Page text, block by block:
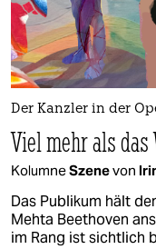
nord
wahrheit
veranstaltungen
shop
Der Kanzler in der
Viel mehr als das
KolumneSzenevon
Das Publikum hält
Mehta Beethoven
im Rang ist sichtlich